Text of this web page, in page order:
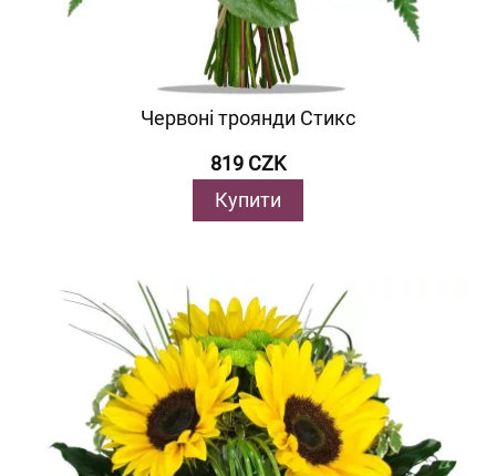
Червоні троянди Стикс
819 CZK
Купити